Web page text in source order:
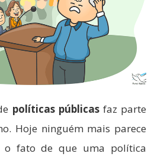
políticas públicasfaz parte
Hoje ninguém mais parece
o fato de que uma política